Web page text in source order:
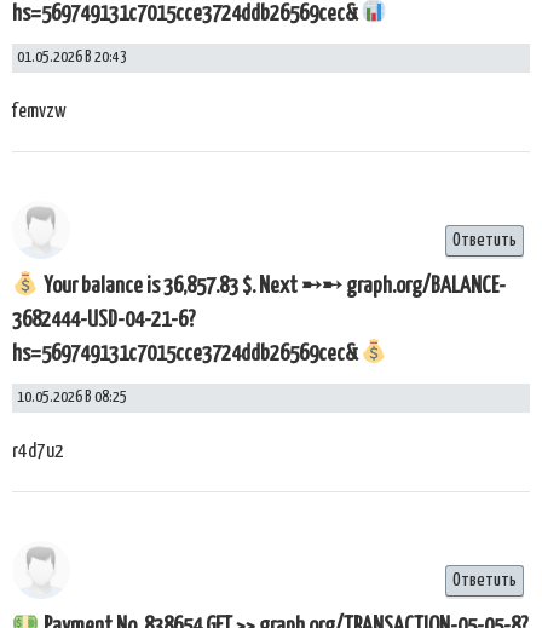
hs=569749131c7015cce3724ddb26569cec&
01.05.2026 В 20:43
femvzw
Your balance is 36,857.83 $. Next ➸➸ graph.org/BALANCE-
3682444-USD-04-21-6?
hs=569749131c7015cce3724ddb26569cec&
10.05.2026 В 08:25
r4d7u2
Ответить
Ответить